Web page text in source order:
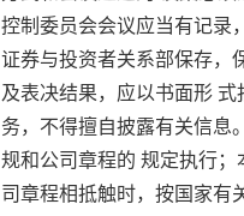
控制委员会会议应当有记录
证券与投资者关系部保存，
及表决结果，应以书面形
务，不得擅自披露有关信息
规和公司章程的 规定执行
司章程相抵触时，按国家有